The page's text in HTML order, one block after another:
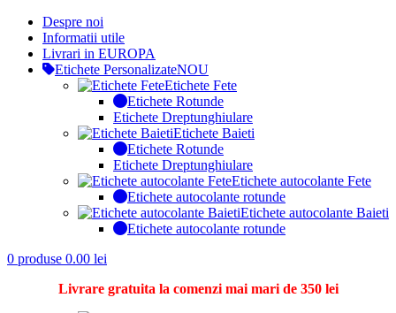
Despre noi
Informatii utile
Livrari in EUROPA
Etichete PersonalizateNOU
Etichete Fete
Etichete Rotunde
Etichete Dreptunghiulare
Etichete Baieti
Etichete Rotunde
Etichete Dreptunghiulare
Etichete autocolante Fete
Etichete autocolante rotunde
Etichete autocolante Baieti
Etichete autocolante rotunde
0 produse 0.00 lei
Livrare gratuita la comenzi mai mari de 350 lei